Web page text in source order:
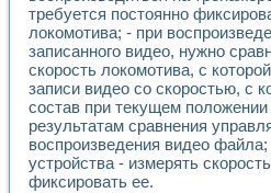
Использование
Учебный практикум
Учебный стенд для
Оборудование и
Виртуальный
Управление роботом
Аппаратно-
Автоматизированный
Исследование
требуется постоянно
локомотива; - при
записанного видео, нужно
скорость локомотива, с
записи видео со скоростью, с
состав при текущем
результатам сравнения
воспроизведения видео
устройства - измерять
фиксировать ее.